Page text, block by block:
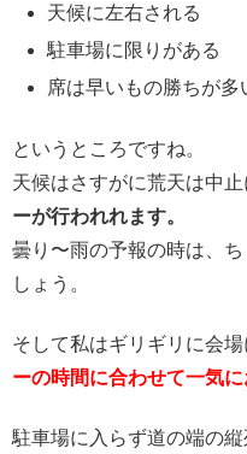
天候に左右される
駐車場に限りがある
席は早いもの勝ちが多
というところですね。
天候はさすがに荒天は中
ーが行われれます。
曇り〜雨の予報の時は、
しょう。
そして私はギリギリに会
ーの時間に合わせて一気
駐車場に入らず道の端の縦